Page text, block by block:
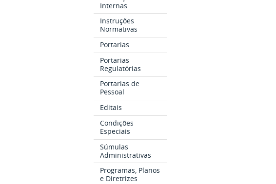
Internas
Instruções
Normativas
Portarias
Portarias
Regulatórias
Portarias de
Pessoal
Editais
Condições
Especiais
Súmulas
Administrativas
Programas, Planos
e Diretrizes